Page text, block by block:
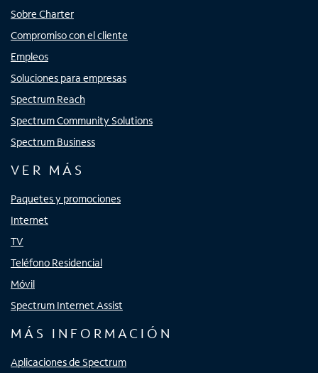
Sobre Charter
Compromiso con el cliente
Empleos
Soluciones para empresas
Spectrum Reach
Spectrum Community Solutions
Spectrum Business
VER MÁS
Paquetes y promociones
Internet
TV
Teléfono Residencial
Móvil
Spectrum Internet Assist
MÁS INFORMACIÓN
Aplicaciones de Spectrum